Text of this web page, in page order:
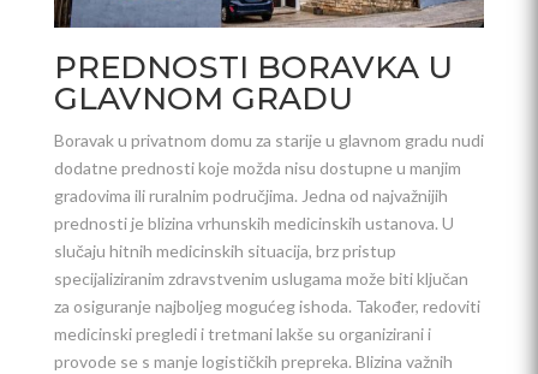
PREDNOSTI BORAVKA U
GLAVNOM GRADU
Boravak u privatnom domu za starije u glavnom gradu nudi
dodatne prednosti koje možda nisu dostupne u manjim
gradovima ili ruralnim područjima. Jedna od najvažnijih
prednosti je blizina vrhunskih medicinskih ustanova. U
slučaju hitnih medicinskih situacija, brz pristup
specijaliziranim zdravstvenim uslugama može biti ključan
za osiguranje najboljeg mogućeg ishoda. Također, redoviti
medicinski pregledi i tretmani lakše su organizirani i
provode se s manje logističkih prepreka. Blizina važnih